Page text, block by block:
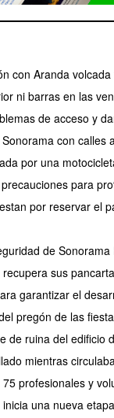
con Aranda
ni barras en las
de acceso y
con
por una
para
por reservar el
de
sus
garantizar el
pregón de las
de ruina del edificio
mientras
profesionales y
una nueva